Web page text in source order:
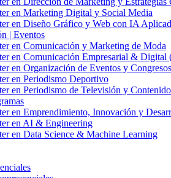
en Marketing Digital y Social Media
en Diseño Gráfico y Web con IA
| Eventos
en Comunicación y Marketing de Moda
en Comunicación Empresarial &
en Organización de Eventos y
en Periodismo Deportivo
en Periodismo de Televisión y
en Emprendimiento, Innovación y
en AI & Engineering
en Data Science & Machine Learning